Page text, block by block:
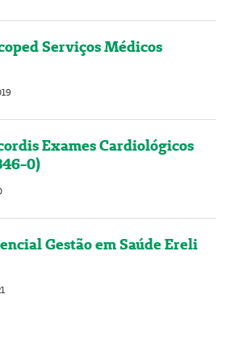
Serviços Médicos
Exames Cardiológicos
0)
Gestão em Saúde Ereli